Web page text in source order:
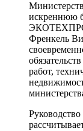
искреннюю
Френкель
работ,